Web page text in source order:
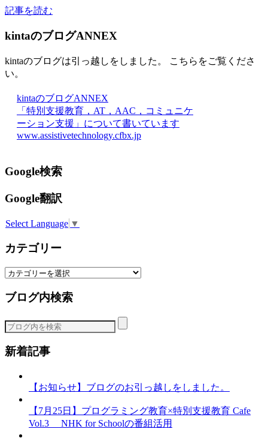
記事を読む
kintaのブログANNEX
kintaのブログは引っ越しをしました。 こちらをご覧くださ
い。
kintaのブログANNEX
「特別支援教育，AT，AAC，コミュニケ
ーション支援」について書いています
www.assistivetechnology.cfbx.jp
Google検索
Google翻訳
Select Language ▼
カテゴリー
カ
ゴ
ー
ブログ内検索
新着記事
【お知らせ】ブログのお引っ越しをしました。
【7月25日】プログラミング教育×特別支援教育 Cafe
Vol.3 NHK for Schoolの番組活用